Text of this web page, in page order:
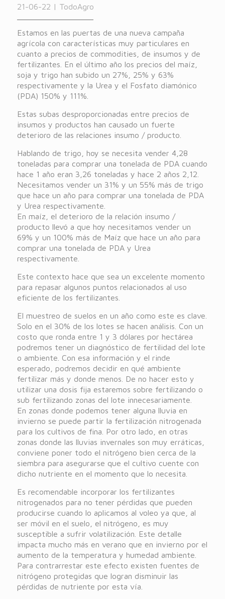
21-06-22 | TodoAgro
Estamos en las puertas de una nueva campaña
agrícola con características muy particulares en
cuanto a precios de commodities, de insumos y de
fertilizantes. En el último año los precios del maíz,
soja y trigo han subido un 27%, 25% y 63%
respectivamente y la Urea y el Fosfato diamónico
(PDA) 150% y 111%.
Estas subas desproporcionadas entre precios de
insumos y productos han causado un fuerte
deterioro de las relaciones insumo / producto.
Hablando de trigo, hoy se necesita vender 4,28
toneladas para comprar una tonelada de PDA cuando
hace 1 año eran 3,26 toneladas y hace 2 años 2,12.
Necesitamos vender un 31% y un 55% más de trigo
que hace un año para comprar una tonelada de PDA
y Urea respectivamente.
En maíz, el deterioro de la relación insumo /
producto llevó a que hoy necesitamos vender un
69% y un 100% más de Maíz que hace un año para
comprar una tonelada de PDA y Urea
respectivamente.
Este contexto hace que sea un excelente momento
para repasar algunos puntos relacionados al uso
eficiente de los fertilizantes.
El muestreo de suelos en un año como este es clave.
Solo en el 30% de los lotes se hacen análisis. Con un
costo que ronda entre 1 y 3 dólares por hectárea
podremos tener un diagnóstico de fertilidad del lote
o ambiente. Con esa información y el rinde
esperado, podremos decidir en qué ambiente
fertilizar más y donde menos. De no hacer esto y
utilizar una dosis fija estaremos sobre fertilizando o
sub fertilizando zonas del lote innecesariamente.
En zonas donde podemos tener alguna lluvia en
invierno se puede partir la fertilización nitrogenada
para los cultivos de fina. Por otro lado, en otras
zonas donde las lluvias invernales son muy erráticas,
conviene poner todo el nitrógeno bien cerca de la
siembra para asegurarse que el cultivo cuente con
dicho nutriente en el momento que lo necesita.
Es recomendable incorporar los fertilizantes
nitrogenados para no tener pérdidas que pueden
producirse cuando lo aplicamos al voleo ya que, al
ser móvil en el suelo, el nitrógeno, es muy
susceptible a sufrir volatilización. Este detalle
impacta mucho más en verano que en invierno por el
aumento de la temperatura y humedad ambiente.
Para contrarrestar este efecto existen fuentes de
nitrógeno protegidas que logran disminuir las
pérdidas de nutriente por esta vía.